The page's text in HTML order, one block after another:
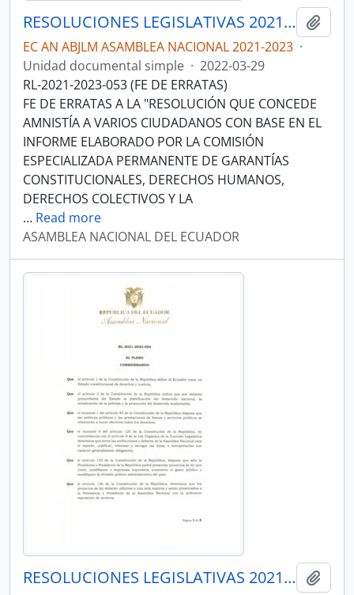
RESOLUCIONES LEGISLATIVAS 2021-2023
EC AN ABJLM ASAMBLEA NACIONAL 2021-2023 ·
Unidad documental simple · 2022-03-29
RL-2021-2023-053 (FE DE ERRATAS)
FE DE ERRATAS A LA "RESOLUCIÓN QUE CONCEDE
AMNISTÍA A VARIOS CIUDADANOS CON BASE EN EL
INFORME ELABORADO POR LA COMISIÓN
ESPECIALIZADA PERMANENTE DE GARANTÍAS
CONSTITUCIONALES, DERECHOS HUMANOS,
DERECHOS COLECTIVOS Y LA
… Read more
ASAMBLEA NACIONAL DEL ECUADOR
RESOLUCIONES LEGISLATIVAS 2021-2023